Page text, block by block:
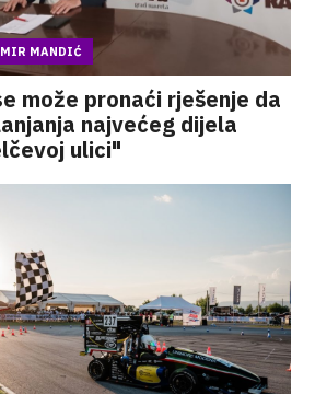
MANDIĆ
može pronaći rješenje da
najvećeg dijela
ulici"